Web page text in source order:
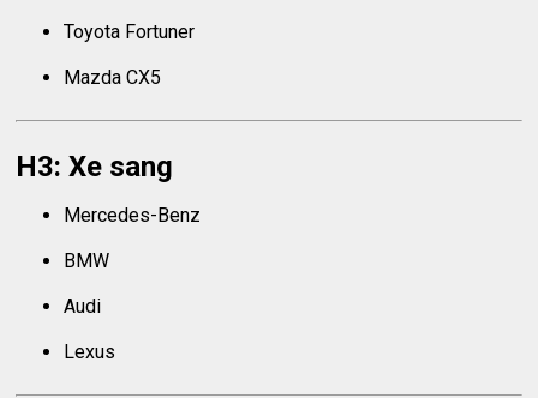
Toyota Fortuner
Mazda CX5
H3: Xe sang
Mercedes-Benz
BMW
Audi
Lexus